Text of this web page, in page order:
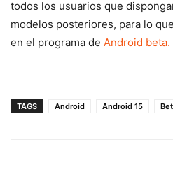
todos los usuarios que
modelos posteriores, para lo
en el programa de Android beta.
TAGS Android Android 15